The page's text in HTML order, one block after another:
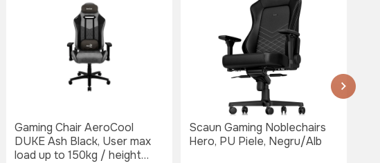
Gaming Chair AeroCool
DUKE Ash Black, User max
load up to 150kg / height
Scaun Gaming Noblechairs
Hero, PU Piele, Negru/Alb